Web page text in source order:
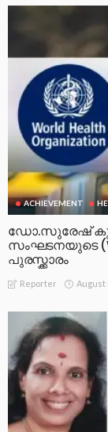
ACHIEVEMENT
ഡോ.സുരേഷ്
സംഘടനയുടെ
പുരസ്ക്കാരം
Reporter August